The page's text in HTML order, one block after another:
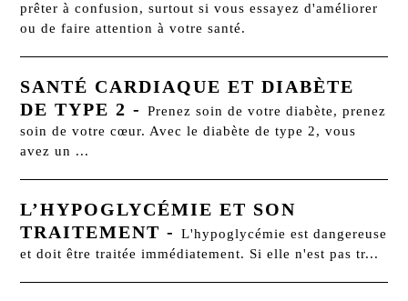
prêter à confusion, surtout si vous essayez d'améliorer
ou de faire attention à votre santé.
SANTÉ CARDIAQUE ET DIABÈTE
DE TYPE 2 -Prenez soin de votre diabète, prenez
soin de votre cœur. Avec le diabète de type 2, vous
avez un ...
L’HYPOGLYCÉMIE ET SON
TRAITEMENT -L'hypoglycémie est dangereuse
et doit être traitée immédiatement. Si elle n'est pas tr...